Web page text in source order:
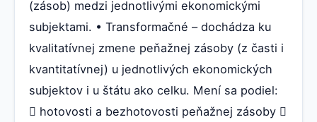
(zásob) medzi jednotlivými ekonomickými
subjektami. • Transformačné – dochádza ku
kvalitatívnej zmene peňažnej zásoby (z časti i
kvantitatívnej) u jednotlivých ekonomických
subjektov i u štátu ako celku. Mení sa podiel:
 hotovosti a bezhotovosti peňažnej zásoby 